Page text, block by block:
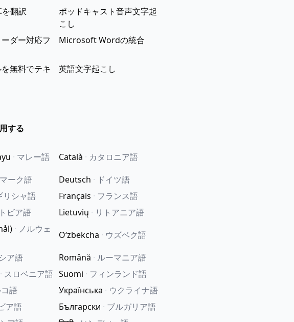
翻訳
ポッドキャスト音声文字起
こし
ダー対応フ
Microsoft Wordの統合
無料でテキ
英語文字起こし
する
· マレー語 Català · カタロニア語
ーク語 Deutsch · ドイツ語
リシャ語 Français · フランス語
ビア語 Lietuvių · リトアニア語
· ノルウェ
Oʻzbekcha · ウズベク語
ア語 Română · ルーマニア語
· スロベニア語 Suomi · フィンランド語
コ語 Українська · ウクライナ語
ア語 Български · ブルガリア語